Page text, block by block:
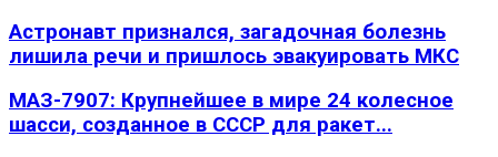
Астронавт признался, загадочная болезнь
лишила речи и пришлось эвакуировать МКС
МАЗ-7907: Крупнейшее в мире 24 колесное
шасси, созданное в СССР для ракет...